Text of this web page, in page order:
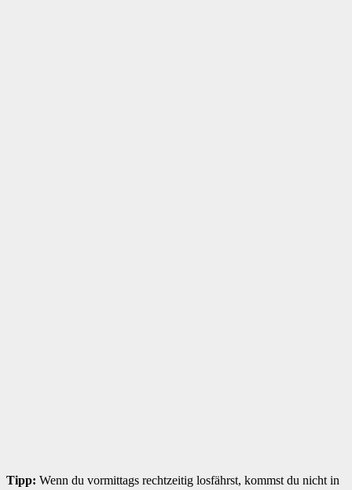
Tipp: Wenn du vormittags rechtzeitig losfährst, kommst du nicht in